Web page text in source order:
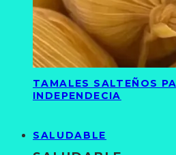
TAMALES SALTEÑOS
INDEPENDECIA
SALUDABLE